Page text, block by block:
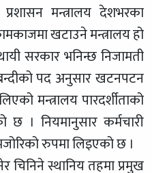
मन्त्रालय देशभरका
खटाउने मन्त्रालय हो
सरकार भनिन्छ निजामती
पद अनुसार खटनपटन
मन्त्रालय पारदर्शीताको
। नियमानुसार कर्मचारी
रुपमा लिइएको छ ।
चिनिने स्थानिय तहमा प्रमुख